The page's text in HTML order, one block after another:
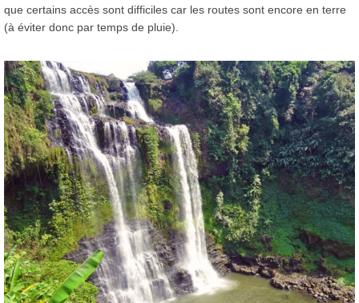
que certains accès sont difficiles car les routes sont encore en terre
(à éviter donc par temps de pluie).